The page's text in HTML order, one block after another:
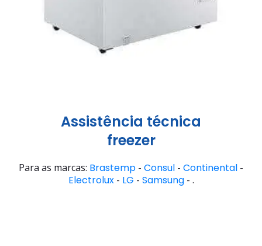
Assistência técnica
freezer
Para as marcas: Brastemp - Consul - Continental -
Electrolux- LG - Samsung- .